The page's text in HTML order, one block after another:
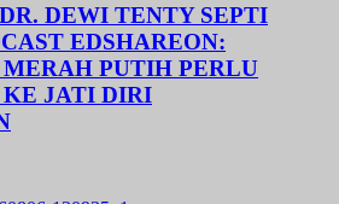
DEWI TENTY SEPTI
EDSHAREON:
PUTIH PERLU
JATI DIRI